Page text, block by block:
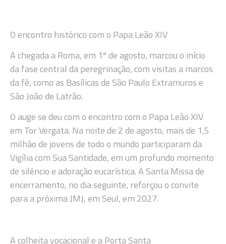
O encontro histórico com o Papa Leão XIV
A chegada a Roma, em 1º de agosto, marcou o início
da fase central da peregrinação, com visitas a marcos
da fé, como as Basílicas de São Paulo Extramuros e
São João de Latrão.
O auge se deu com o encontro com o Papa Leão XIV
em Tor Vergata. Na noite de 2 de agosto, mais de 1,5
milhão de jovens de todo o mundo participaram da
Vigília com Sua Santidade, em um profundo momento
de silêncio e adoração eucarística. A Santa Missa de
encerramento, no dia seguinte, reforçou o convite
para a próxima JMJ, em Seul, em 2027.
A colheita vocacional e a Porta Santa